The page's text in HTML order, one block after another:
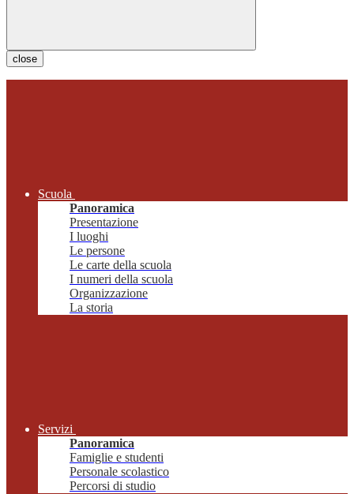
close
Scuola
Panoramica
Presentazione
I luoghi
Le persone
Le carte della scuola
I numeri della scuola
Organizzazione
La storia
Servizi
Panoramica
Famiglie e studenti
Personale scolastico
Percorsi di studio